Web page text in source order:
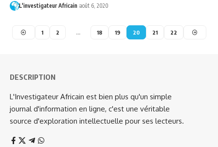
L'investigateur Africain août 6, 2020
1 2 … 18 19 20 21 22
DESCRIPTION
L'Investigateur Africain est bien plus qu'un simple
journal d'information en ligne, c'est une véritable
source d'exploration intellectuelle pour ses lecteurs.